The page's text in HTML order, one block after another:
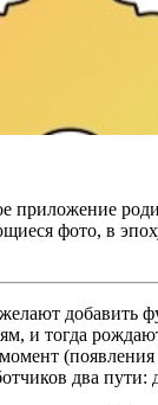
приложение
фото, в
добавить
и тогда
два